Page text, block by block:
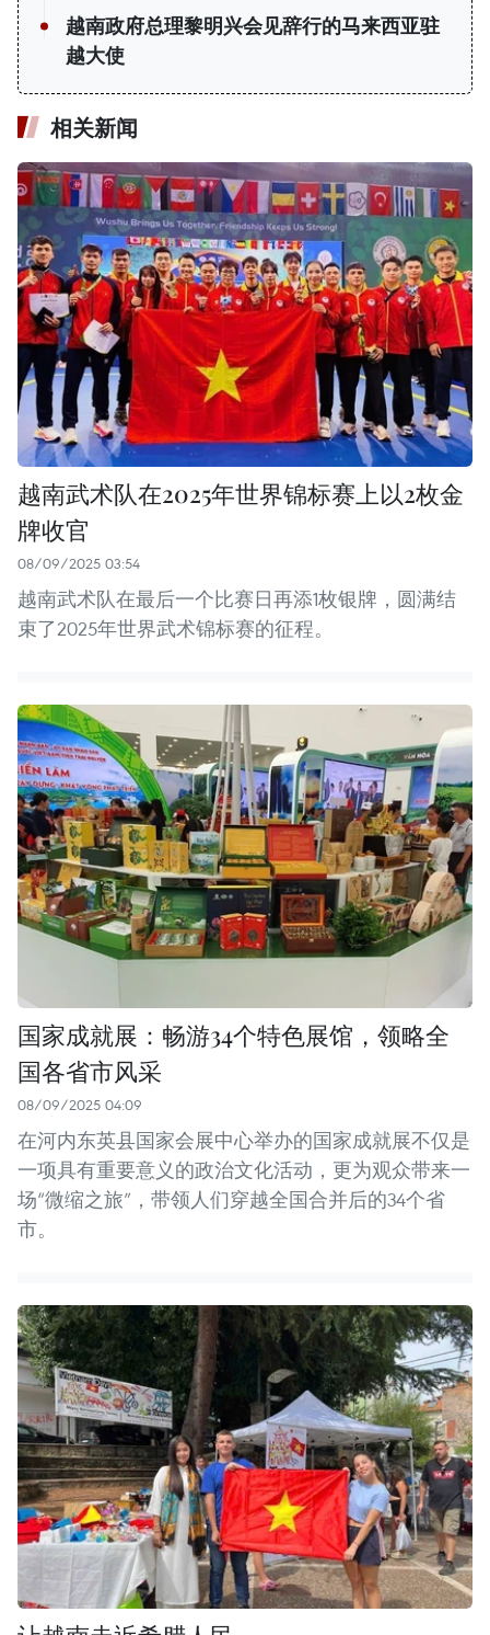
越南政府总理黎明兴会见辞行的马来西亚驻
越大使
相关新闻
越南武术队在2025年世界锦标赛上以2枚金
牌收官
08/09/2025 03:54
越南武术队在最后一个比赛日再添1枚银牌，圆满结
束了2025年世界武术锦标赛的征程。
国家成就展：畅游34个特色展馆，领略全
国各省市风采
08/09/2025 04:09
在河内东英县国家会展中心举办的国家成就展不仅是
一项具有重要意义的政治文化活动，更为观众带来一
场“微缩之旅”，带领人们穿越全国合并后的34个省
市。